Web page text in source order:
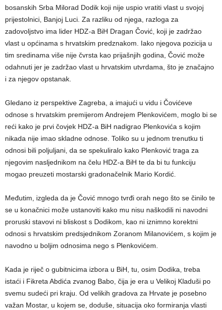
bosanskih Srba Milorad Dodik koji nije uspio vratiti vlast u svojoj
prijestolnici, Banjoj Luci. Za razliku od njega, razloga za
zadovoljstvo ima lider HDZ-a BiH Dragan Čović, koji je zadržao
vlast u općinama s hrvatskim predznakom. Iako njegova pozicija u
tim sredinama više nije čvrsta kao prijašnjih godina, Čović može
odahnuti jer je zadržao vlast u hrvatskim utvrdama, što je značajno
i za njegov opstanak.
Gledano iz perspektive Zagreba, a imajući u vidu i Čovićeve
odnose s hrvatskim premijerom Andrejem Plenkovićem, moglo bi se
reći kako je prvi čovjek HDZ-a BiH nadigrao Plenkovića s kojim
nikada nije imao skladne odnose. Toliko su u jednom trenutku ti
odnosi bili poljuljani, da se spekuliralo kako Plenković traga za
njegovim nasljednikom na čelu HDZ-a BiH te da bi tu funkciju
mogao preuzeti mostarski gradonačelnik Mario Kordić.
Međutim, izgleda da je Čović mnogo tvrđi orah nego što se činilo te
se u konačnici može ustanoviti kako mu nisu naškodili ni navodni
proruski stavovi ni bliskost s Dodikom, kao ni iznimno korektni
odnosi s hrvatskim predsjednikom Zoranom Milanovićem, s kojim je
navodno u boljim odnosima nego s Plenkovićem.
Kada je riječ o gubitnicima izbora u BiH, tu, osim Dodika, treba
istaći i Fikreta Abdića zvanog Babo, čija je era u Velikoj Kladuši po
svemu sudeći pri kraju. Od velikih gradova za Hrvate je posebno
važan Mostar, u kojem se, doduše, situacija oko formiranja vlasti